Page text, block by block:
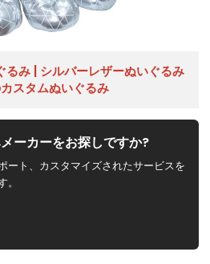
るみ | シルバーレザーぬいぐるみ
スタムぬいぐるみ
ーカーをお探しですか?
ート、カスタマイズされたサービスを